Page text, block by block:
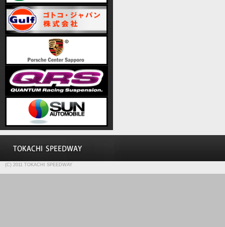
(C) 2011 TOKACHI SPEEDWAY